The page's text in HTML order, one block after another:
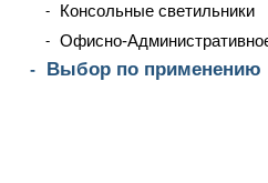
Консольные светильники
Офисно-
Выбор по применению